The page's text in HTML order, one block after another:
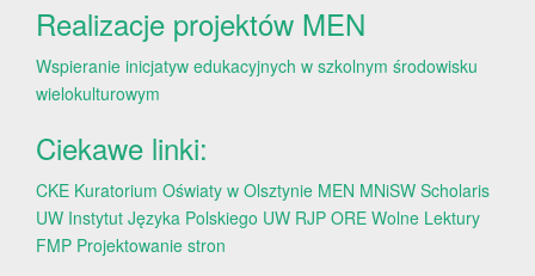
Realizacje projektów MEN
Wspieranie inicjatyw edukacyjnych w szkolnym środowisku
wielokulturowym
Ciekawe linki:
CKE Kuratorium Oświaty w Olsztynie MEN MNiSW Scholaris
UW Instytut Języka Polskiego UW RJP ORE Wolne Lektury
FMP Projektowanie stron